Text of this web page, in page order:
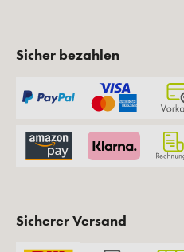
Sicher bezahlen
Sicherer Versand